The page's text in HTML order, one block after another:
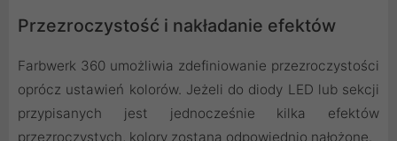
Przezroczystość i nakładanie efektów
Farbwerk 360 umożliwia zdefiniowanie przezroczystości
oprócz ustawień kolorów. Jeżeli do diody LED lub sekcji
przypisanych jest jednocześnie kilka efektów
przezroczystych, kolory zostaną odpowiednio nałożone.